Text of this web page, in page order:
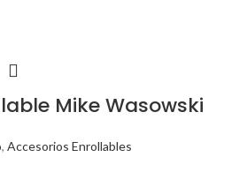
Mike Wasowski
, Accesorios Enrollables